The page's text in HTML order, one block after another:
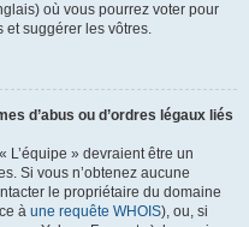
où vous pourrez voter pour
et suggérer les vôtres.
d’abus ou d’ordres légaux liés
L’équipe » devraient être un
Si vous n’obtenez aucune
le propriétaire du domaine
à une requête WHOIS), ou, si